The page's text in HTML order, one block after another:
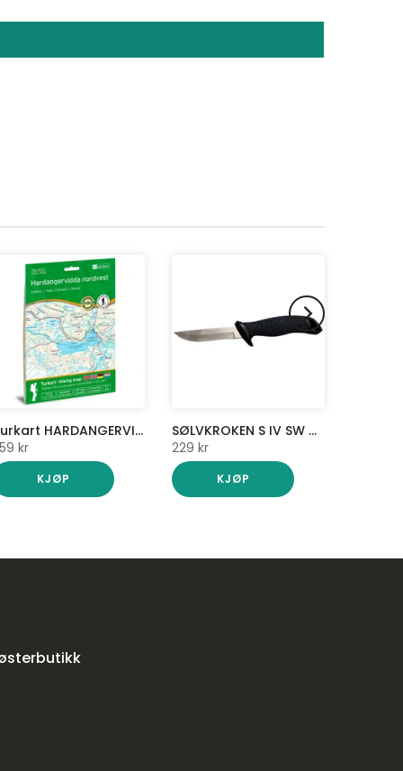
Turkart HARDANGERVIDDA NORDVEST 1:50 000
kr
KJØP
SØLVKROKEN S IV SW VEGA RUSTFRI MULTIKNIV 4"
229 kr
KJØP